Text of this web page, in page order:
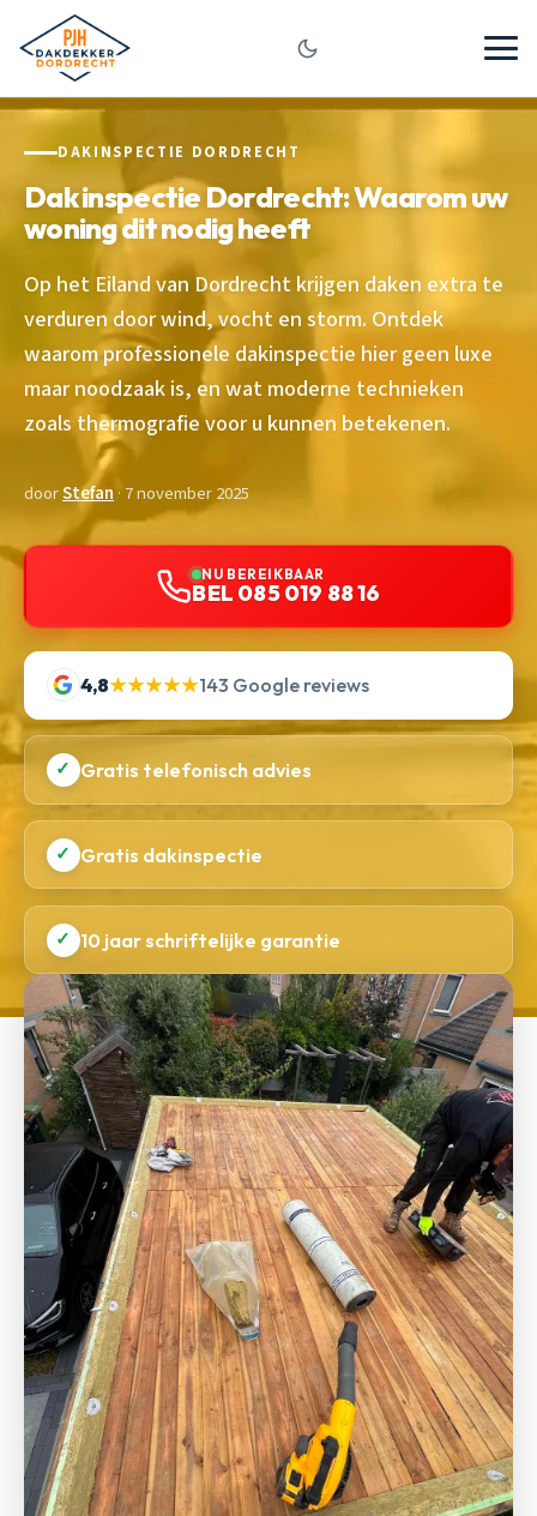
DAKINSPECTIE DORDRECHT
Dak inspectie Dordrecht: Waarom uw
woning dit nodig heeft
Op het Eiland van Dordrecht krijgen daken extra te
verduren door wind, vocht en storm. Ontdek
waarom professionele dakinspectie hier geen luxe
maar noodzaak is, en wat moderne technieken
zoals thermografie voor u kunnen betekenen.
doorStefan · 7 november 2025
NU BEREIKBAAR
BEL 085 019 88 16
4,8★★★★★143 Google reviews
✓ Gratis telefonisch advies
✓ Gratis dakinspectie
✓ 10 jaar schriftelijke garantie